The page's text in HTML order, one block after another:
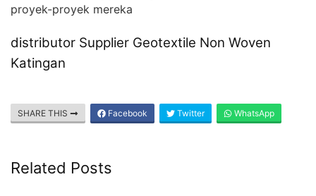
proyek-proyek mereka
distributor Supplier Geotextile Non Woven
Katingan
SHARE THIS Facebook Twitter WhatsApp
Related Posts